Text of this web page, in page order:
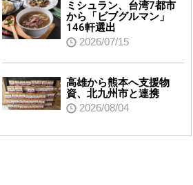
ミシュラン、台湾7都市
から「ビブグルマン」
146軒選出
2026/07/15
高雄から熊本へ支援物
資、北九州市と連携
2026/08/04